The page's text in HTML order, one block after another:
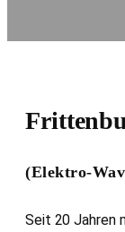
(Elektro-
Seit 20 Jahren